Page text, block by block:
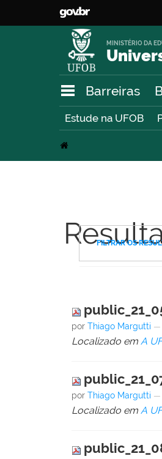
MINISTÉRIO DA
Barreiras
Estude na UFOB
FILTRAR OS
porThiago Margutti —
Localizado em A
porThiago Margutti —
Localizado em A